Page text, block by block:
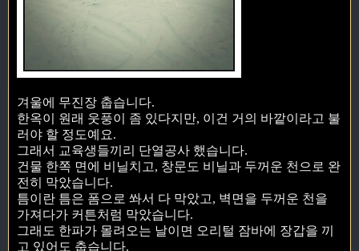
겨울에 무진장 춥습니다.
한옥이 원래 웃풍이 좀 있다지만, 이건 거의 바깥이라고 불
러야 할 정도예요.
그래서 교육생들끼리 단열공사 했습니다.
건물 한쪽 면에 비닐치고, 창문도 비닐과 두꺼운 천으로 완
전히 막았습니다.
틈이란 틈은 폼으로 쏴서 다 막았고, 벽면을 두꺼운 천을
가져다가 커튼처럼 막았습니다.
그래도 한파가 몰려오는 날이면 오리털 잠바에 장갑을 끼
고 있어도 춥습니다.